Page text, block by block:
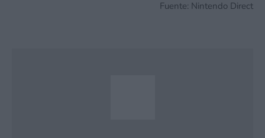
Fuente: Nintendo Direct